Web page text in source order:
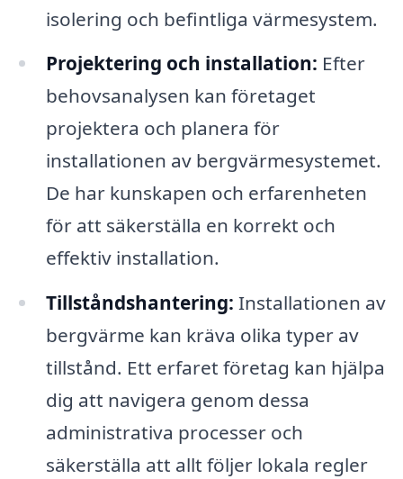
isolering och befintliga värmesystem.
Projektering och installation: Efter
behovsanalysen kan företaget
projektera och planera för
installationen av bergvärmesystemet.
De har kunskapen och erfarenheten
för att säkerställa en korrekt och
effektiv installation.
Tillståndshantering: Installationen av
bergvärme kan kräva olika typer av
tillstånd. Ett erfaret företag kan hjälpa
dig att navigera genom dessa
administrativa processer och
säkerställa att allt följer lokala regler